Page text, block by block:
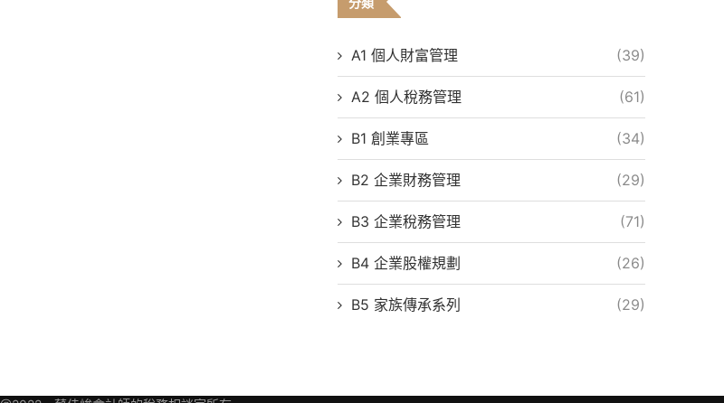
A1 個人財富管理 (39)
A2 個人稅務管理 (61)
B1 創業專區 (34)
B2 企業財務管理 (29)
B3 企業稅務管理 (71)
B4 企業股權規劃 (26)
B5 家族傳承系列 (29)